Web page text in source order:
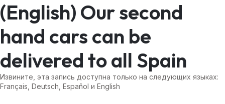
(English) Our second
hand cars can be
delivered to all Spain
Извините, эта запись доступна только на следующих языках:
Français Deutsch Español и English